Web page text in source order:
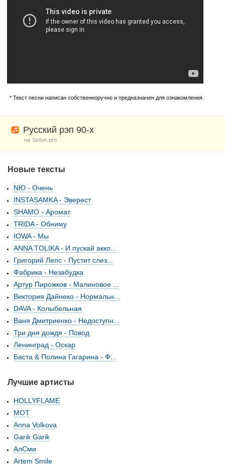
* Текст песни написан собственноручно и предназначен для ознакомления.
Русский рэп 90-х
на Sefon.pro
Новые тексты
NЮ - Очень
INSTASAMKA - Эверест
SHAMO - Аромат
TRIDA - Обниму
IOWA - Мы
ANNA TOLIKA - И пускай акко...
Григорий Лепс - Пустит слез...
Фабрика - Незабудка
Артур Пирожков - Малиновое ...
Виктория Дайнеко - Нормальн...
DAVA - Колыбельная
Ваня Дмитриенко - Недоступн...
Три дня дождя - Повод
Ленинград - Оскар
Баста & Полина Гагарина - Ф...
Лучшие артисты
HOLLYFLAME
МОТ
Anna Volkova
Garik Garik
АлСми
Artem Smile